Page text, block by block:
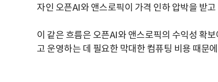
자인 오픈AI와 앤스로픽이 가격 인하 압박을 받
이 같은 흐름은 오픈AI와 앤스로픽의 수익성 확
고 운영하는 데 필요한 막대한 컴퓨팅 비용 때문